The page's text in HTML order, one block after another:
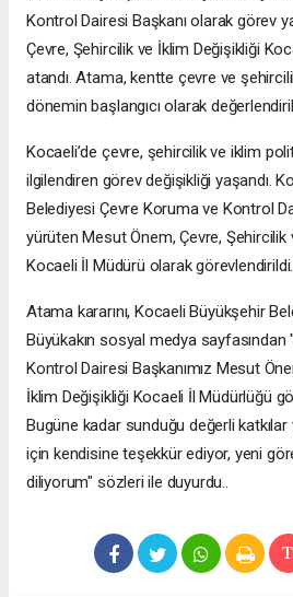
Kontrol Dairesi Başkanı olarak görev
Çevre, Şehircilik ve İklim Değişikliği
atandı. Atama, kentte çevre ve
dönemin başlangıcı olarak
Kocaeli’de çevre, şehircilik ve iklim
ilgilendiren görev değişikliği yaşandı.
Belediyesi Çevre Koruma ve Kontrol
yürüten Mesut Önem, Çevre, Şehircilik
Kocaeli İl Müdürü olarak görevlendirildi.
Atama kararını, Kocaeli Büyükşehir
Büyükakın sosyal medya sayfasından
Kontrol Dairesi Başkanımız Mesut
İklim Değişikliği Kocaeli İl Müdürlüğü
Bugüne kadar sunduğu değerli katkılar
için kendisine teşekkür ediyor, yeni
diliyorum" sözleri ile duyurdu..